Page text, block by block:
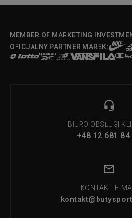
MEMBER OF MARKETING
OFICJALNY PARTNER MAREK:
BIURO OBSŁUGI
+48 12 681 84
KONTAKT E-